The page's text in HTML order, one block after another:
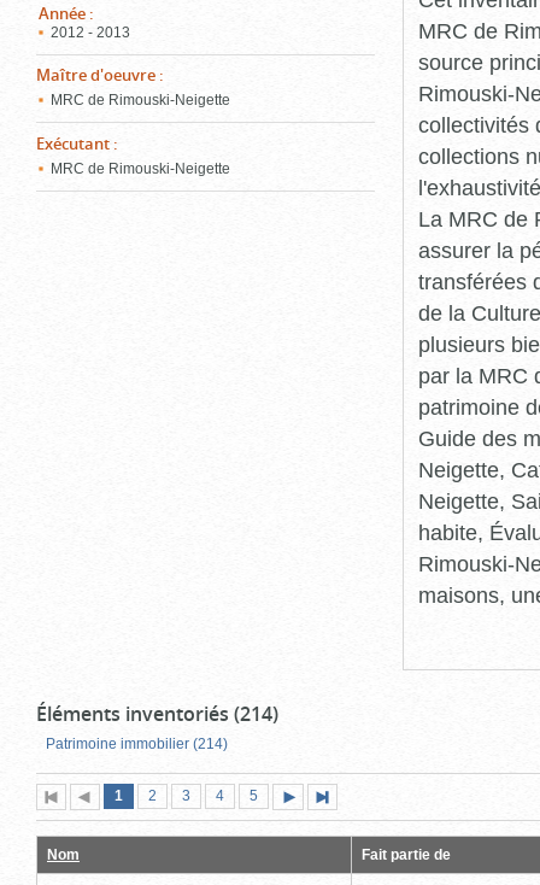
Année :
2012 - 2013
Maître d'oeuvre :
MRC de Rimouski-Neigette
Exécutant :
MRC de Rimouski-Neigette
MRC de
source
Rimouski-
collectivités
collections
La MRC de
assurer la
transférées
de la
plusieurs
par la MRC
patrimoine
Guide des
Neigette,
Neigette,
habite,
Rimouski-
maisons,
Éléments inventoriés (214)
Patrimoine immobilier (214)
Première
page
Page
précédente
Page
1 (page
actuelle)
Page
2 Page
3 Page
4 Page
5
suivante
page
Nom Fait partie de